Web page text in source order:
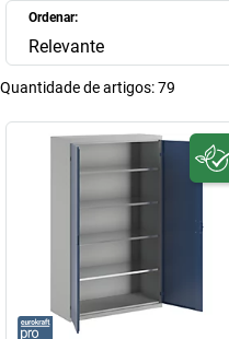
Ordenar:
Relevante
Quantidade de artigos:79